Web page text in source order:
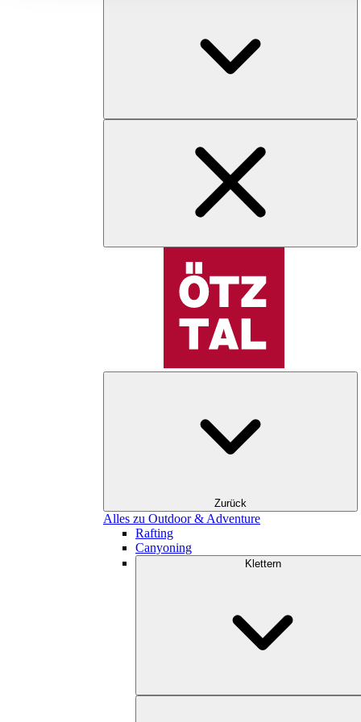
Zurück
Alles zu Outdoor & Adventure
Rafting
Canyoning
Klettern